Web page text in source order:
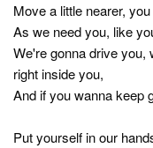
Move a little nearer,
As we need you, like
We're gonna drive you,
right inside you,
And if you wanna keep
Put yourself in our